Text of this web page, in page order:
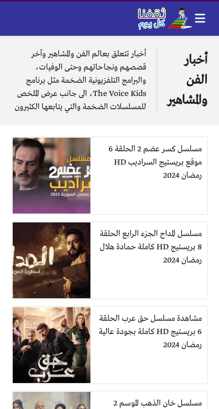
أخبار
الفن
والمشاهير
أخبار تتعلق بعالم الفن والمشاهير وآخر
قصصهم ونجاحاتهم وحتى الوفيات،
والبرامج التلفزيونية الضخمة مثل برنامج
The Voice Kids، الى جانب عرض الملخص
للمسلسلات الضخمة والتي يتابعها الكثيرون
مسلسل كسر عضم 2 الحلقة 6
موقع بريستيج السراديب HD
رمضان 2024
مسلسل المداح الجزء الرابع الحلقة
8 بريستيج HD كاملة حمادة هلال
رمضان 2024
مشاهدة مسلسل حق عرب الحلقة
6 بريستيج HD كاملة بجودة عالية
رمضان 2024
مسلسل خان الذهب الموسم 2